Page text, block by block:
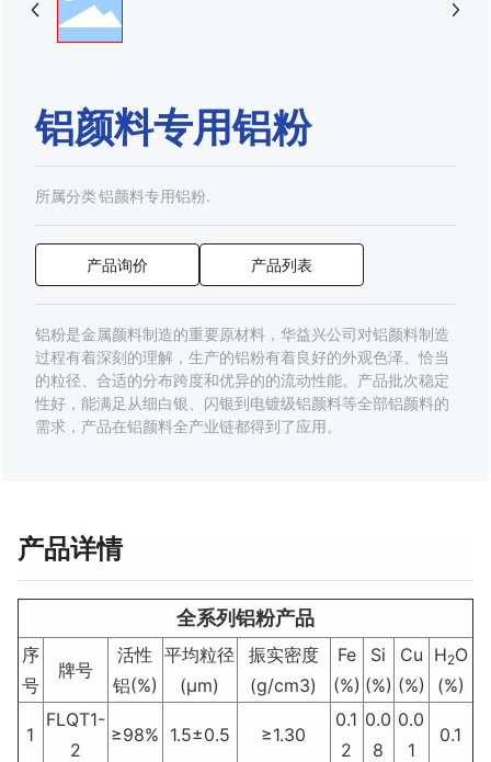
铝颜料专用铝粉
所属分类铝颜料专用铝粉.
产品询价 产品列表
铝粉是金属颜料制造的重要原材料，华益兴公司对铝颜料制造
过程有着深刻的理解，生产的铝粉有着良好的外观色泽、恰当
的粒径、合适的分布跨度和优异的的流动性能。产品批次稳定
性好，能满足从细白银、闪银到电镀级铝颜料等全部铝颜料的
需求，产品在铝颜料全产业链都得到了应用。
产品详情
全系列铝粉产品
序
号
牌号
活性
铝(%)
平均粒径
(μm)
振实密度
(g/cm3)
Fe
(%)
Si
(%)
Cu
(%)
H2O
(%)
1
FLQT1-
2
≥98% 1.5±0.5 ≥1.30
0.1
2
0.0
8
0.0
1
0.1